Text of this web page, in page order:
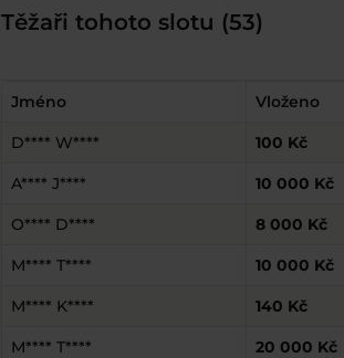
Těžaři tohoto slotu (53)
Jméno Vloženo
D**** W**** 100 Kč
A**** J**** 10 000 Kč
O**** D**** 8 000 Kč
M**** T**** 10 000 Kč
M**** K**** 140 Kč
M**** T**** 20 000 Kč